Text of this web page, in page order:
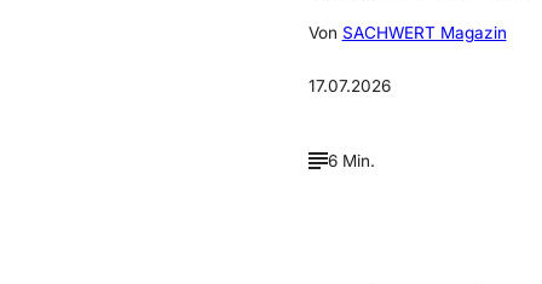
Von SACHWERT Magazin
17.07.2026
6 Min.